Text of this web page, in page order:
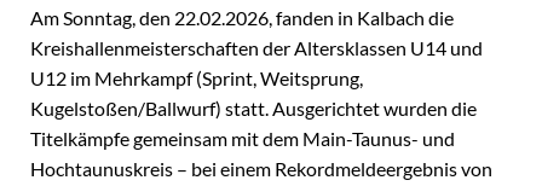
Am Sonntag, den 22.02.2026, fanden in Kalbach die
Kreishallenmeisterschaften der Altersklassen U14 und
U12 im Mehrkampf (Sprint, Weitsprung,
Kugelstoßen/Ballwurf) statt. Ausgerichtet wurden die
Titelkämpfe gemeinsam mit dem Main-Taunus- und
Hochtaunuskreis – bei einem Rekordmeldeergebnis von